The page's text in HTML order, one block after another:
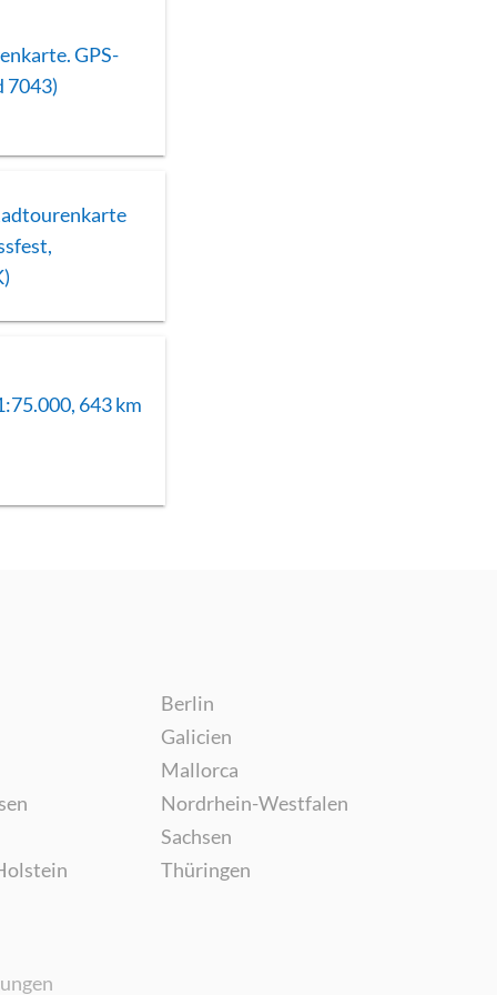
GPS-
7043)
643 km
Berlin
Galicien
Mallorca
Nordrhein-Westfalen
Sachsen
Thüringen